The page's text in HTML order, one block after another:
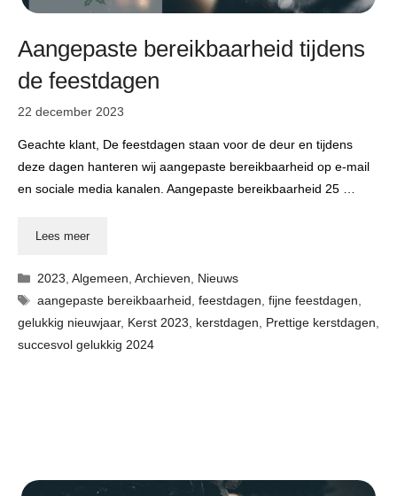
Aangepaste bereikbaarheid tijdens
de feestdagen
22 december 2023
Geachte klant, De feestdagen staan voor de deur en tijdens
deze dagen hanteren wij aangepaste bereikbaarheid op e-mail
en sociale media kanalen. Aangepaste bereikbaarheid 25 …
Lees meer
Categorieën
2023 ,Algemeen ,Archieven
Nieuws
Tags
aangepaste bereikbaarheid ,feestdagen ,fijne feestdagen
gelukkig nieuwjaar, Kerst 2023 kerstdagen Prettige kerstdagen
succesvol gelukkig 2024